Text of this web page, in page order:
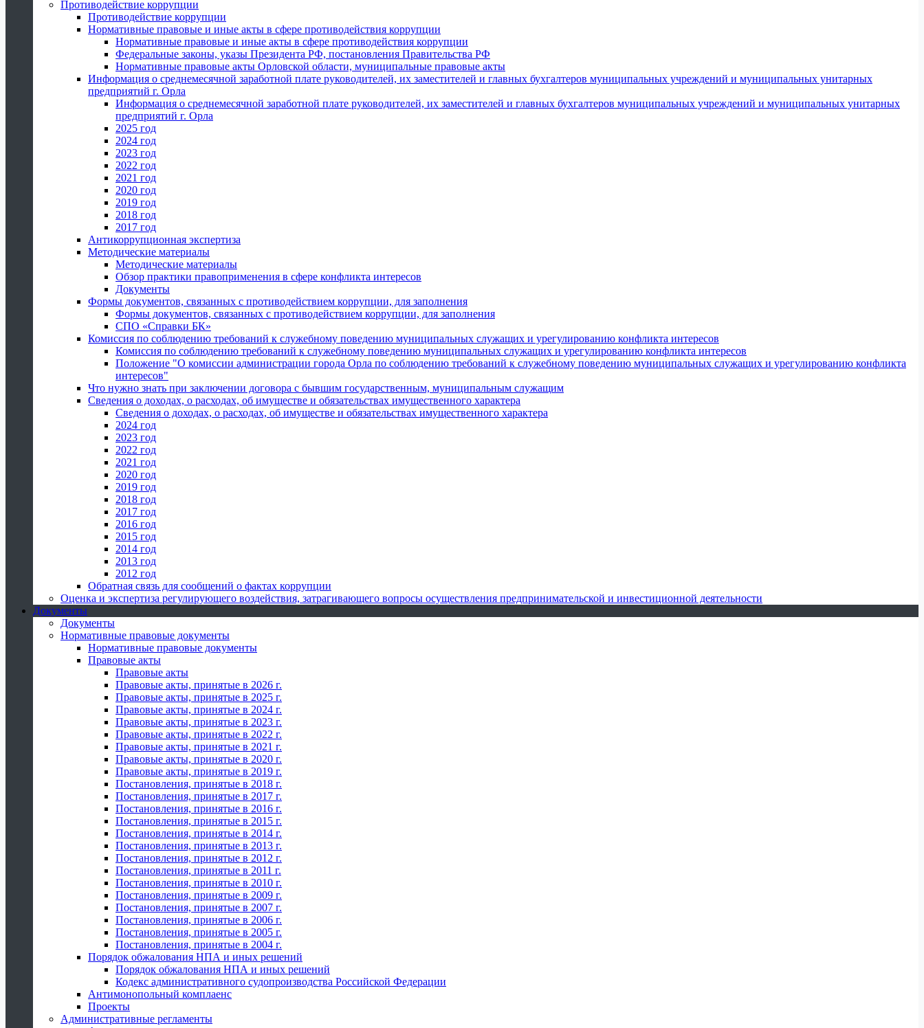
Противодействие коррупции
Противодействие коррупции
Нормативные правовые и иные акты в сфере противодействия коррупции
Нормативные правовые и иные акты в сфере противодействия коррупции
Федеральные законы, указы Президента РФ, постановления Правительства РФ
Нормативные правовые акты Орловской области, муниципальные правовые акты
Информация о среднемесячной заработной плате руководителей, их заместителей и главных бухгалтеров муниципальных учреждений и муниципальных унитарных
предприятий г. Орла
Информация о среднемесячной заработной плате руководителей, их заместителей и главных бухгалтеров муниципальных учреждений и муниципальных унитарных
предприятий г. Орла
2025 год
2024 год
2023 год
2022 год
2021 год
2020 год
2019 год
2018 год
2017 год
Антикоррупционная экспертиза
Методические материалы
Методические материалы
Обзор практики правоприменения в сфере конфликта интересов
Документы
Формы документов, связанных с противодействием коррупции, для заполнения
Формы документов, связанных с противодействием коррупции, для заполнения
СПО «Справки БК»
Комиссия по соблюдению требований к служебному поведению муниципальных служащих и урегулированию конфликта интересов
Комиссия по соблюдению требований к служебному поведению муниципальных служащих и урегулированию конфликта интересов
Положение "О комиссии администрации города Орла по соблюдению требований к служебному поведению муниципальных служащих и урегулированию конфликта
интересов"
Что нужно знать при заключении договора с бывшим государственным, муниципальным служащим
Сведения о доходах, о расходах, об имуществе и обязательствах имущественного характера
Сведения о доходах, о расходах, об имуществе и обязательствах имущественного характера
2024 год
2023 год
2022 год
2021 год
2020 год
2019 год
2018 год
2017 год
2016 год
2015 год
2014 год
2013 год
2012 год
Обратная связь для сообщений о фактах коррупции
Оценка и экспертиза регулирующего воздействия, затрагивающего вопросы осуществления предпринимательской и инвестиционной деятельности
Документы
Документы
Нормативные правовые документы
Нормативные правовые документы
Правовые акты
Правовые акты
Правовые акты, принятые в 2026 г.
Правовые акты, принятые в 2025 г.
Правовые акты, принятые в 2024 г.
Правовые акты, принятые в 2023 г.
Правовые акты, принятые в 2022 г.
Правовые акты, принятые в 2021 г.
Правовые акты, принятые в 2020 г.
Правовые акты, принятые в 2019 г.
Постановления, принятые в 2018 г.
Постановления, принятые в 2017 г.
Постановления, принятые в 2016 г.
Постановления, принятые в 2015 г.
Постановления, принятые в 2014 г.
Постановления, принятые в 2013 г.
Постановления, принятые в 2012 г.
Постановления, принятые в 2011 г.
Постановления, принятые в 2010 г.
Постановления, принятые в 2009 г.
Постановления, принятые в 2007 г.
Постановления, принятые в 2006 г.
Постановления, принятые в 2005 г.
Постановления, принятые в 2004 г.
Порядок обжалования НПА и иных решений
Порядок обжалования НПА и иных решений
Кодекс административного судопроизводства Российской Федерации
Антимонопольный комплаенс
Проекты
Административные регламенты